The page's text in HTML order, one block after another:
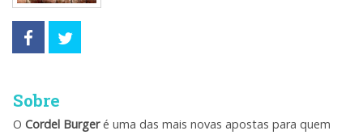
Sobre
O Cordel Burgeré uma das mais novas apostas para quem